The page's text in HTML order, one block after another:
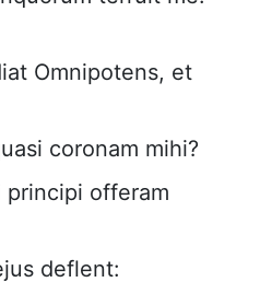
Omnipotens, et
coronam mihi?
principi offeram
deflent: